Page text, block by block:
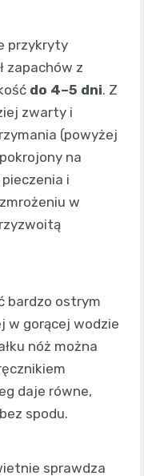
przykryty
zapachów z
do 4–5 dni. Z
zwarty i
(powyżej
na
i
w
bardzo ostrym
w gorącej wodzie
nóż można
daje równe,
spodu.
sprawdza